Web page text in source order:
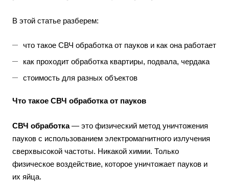
В этой статье разберем:
что такое СВЧ обработка от пауков и как она работает
как проходит обработка квартиры, подвала, чердака
стоимость для разных объектов
Что такое СВЧ обработка от пауков
СВЧ обработка— это физический метод уничтожения
пауков с использованием электромагнитного излучения
сверхвысокой частоты. Никакой химии. Только
физическое воздействие, которое уничтожает пауков и
их яйца.